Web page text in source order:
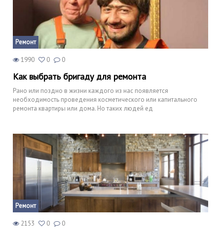
Ремонт
1990 0 0
Как выбрать бригаду для ремонта
Рано или поздно в жизни каждого из нас появляется
необходимость проведения косметического или капитального
ремонта квартиры или дома. Но таких людей ед
Ремонт
2153 0 0